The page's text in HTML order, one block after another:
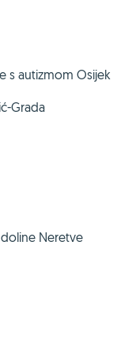
s autizmom Osijek
Grada
Neretve